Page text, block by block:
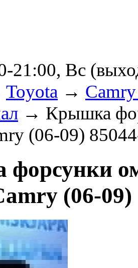
21:00, Вс
Toyota →
→ Крышка
(06-09)
(06-09)